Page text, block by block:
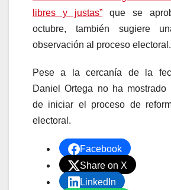
libres y justas” que se
octubre, también sugiere
observación al proceso electoral.
Pese a la cercanía de la
Daniel Ortega no ha mostrado
de iniciar el proceso de
electoral.
Facebook
Share on X
LinkedIn